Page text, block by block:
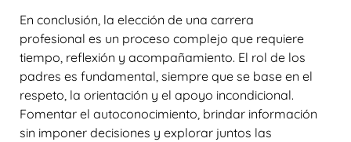
En conclusión, la elección de una carrera
profesional es un proceso complejo que requiere
tiempo, reflexión y acompañamiento. El rol de los
padres es fundamental, siempre que se base en el
respeto, la orientación y el apoyo incondicional.
Fomentar el autoconocimiento, brindar información
sin imponer decisiones y explorar juntos las